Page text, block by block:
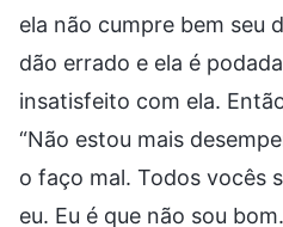
ela não cumpre bem seu
dão errado e ela é
insatisfeito com ela.
“Não estou mais
o faço mal. Todos vocês
eu. Eu é que não sou